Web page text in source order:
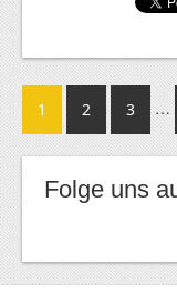
1 2 3 …
Folge uns